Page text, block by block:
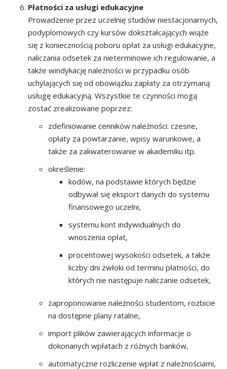
Płatności za usługi edukacyjne
Prowadzenie przez uczelnię studiów niestacjonarnych,
podyplomowych czy kursów dokształcających wiąże
się z koniecznością poboru opłat za usługi edukacyjne,
naliczania odsetek za nieterminowe ich regulowanie, a
także windykację należności w przypadku osób
uchylających się od obowiązku zapłaty za otrzymaną
usługę edukacyjną. Wszystkie te czynności mogą
zostać zrealizowane poprzez:
zdefiniowanie cenników należności: czesne,
opłaty za powtarzanie, wpisy warunkowe, a
także za zakwaterowanie w akademiku itp.
określenie:
kodów, na podstawie których będzie
odbywał się eksport danych do systemu
finansowego uczelni,
systemu kont indywidualnych do
wnoszenia opłat,
procentowej wysokości odsetek, a także
liczby dni zwłoki od terminu płatności, do
których nie następuje naliczanie odsetek,
zaproponowanie należności studentom, rozbicie
na dostępne plany ratalne,
import plików zawierających informacje o
dokonanych wpłatach z różnych banków,
automatyczne rozliczenie wpłat z należnościami,